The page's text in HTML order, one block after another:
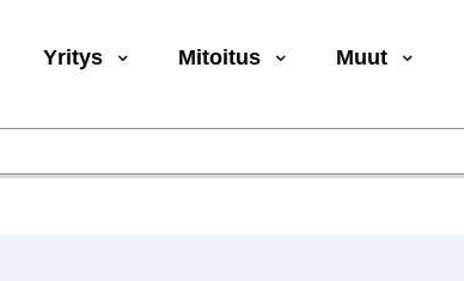
Yritys Mitoitus Muut